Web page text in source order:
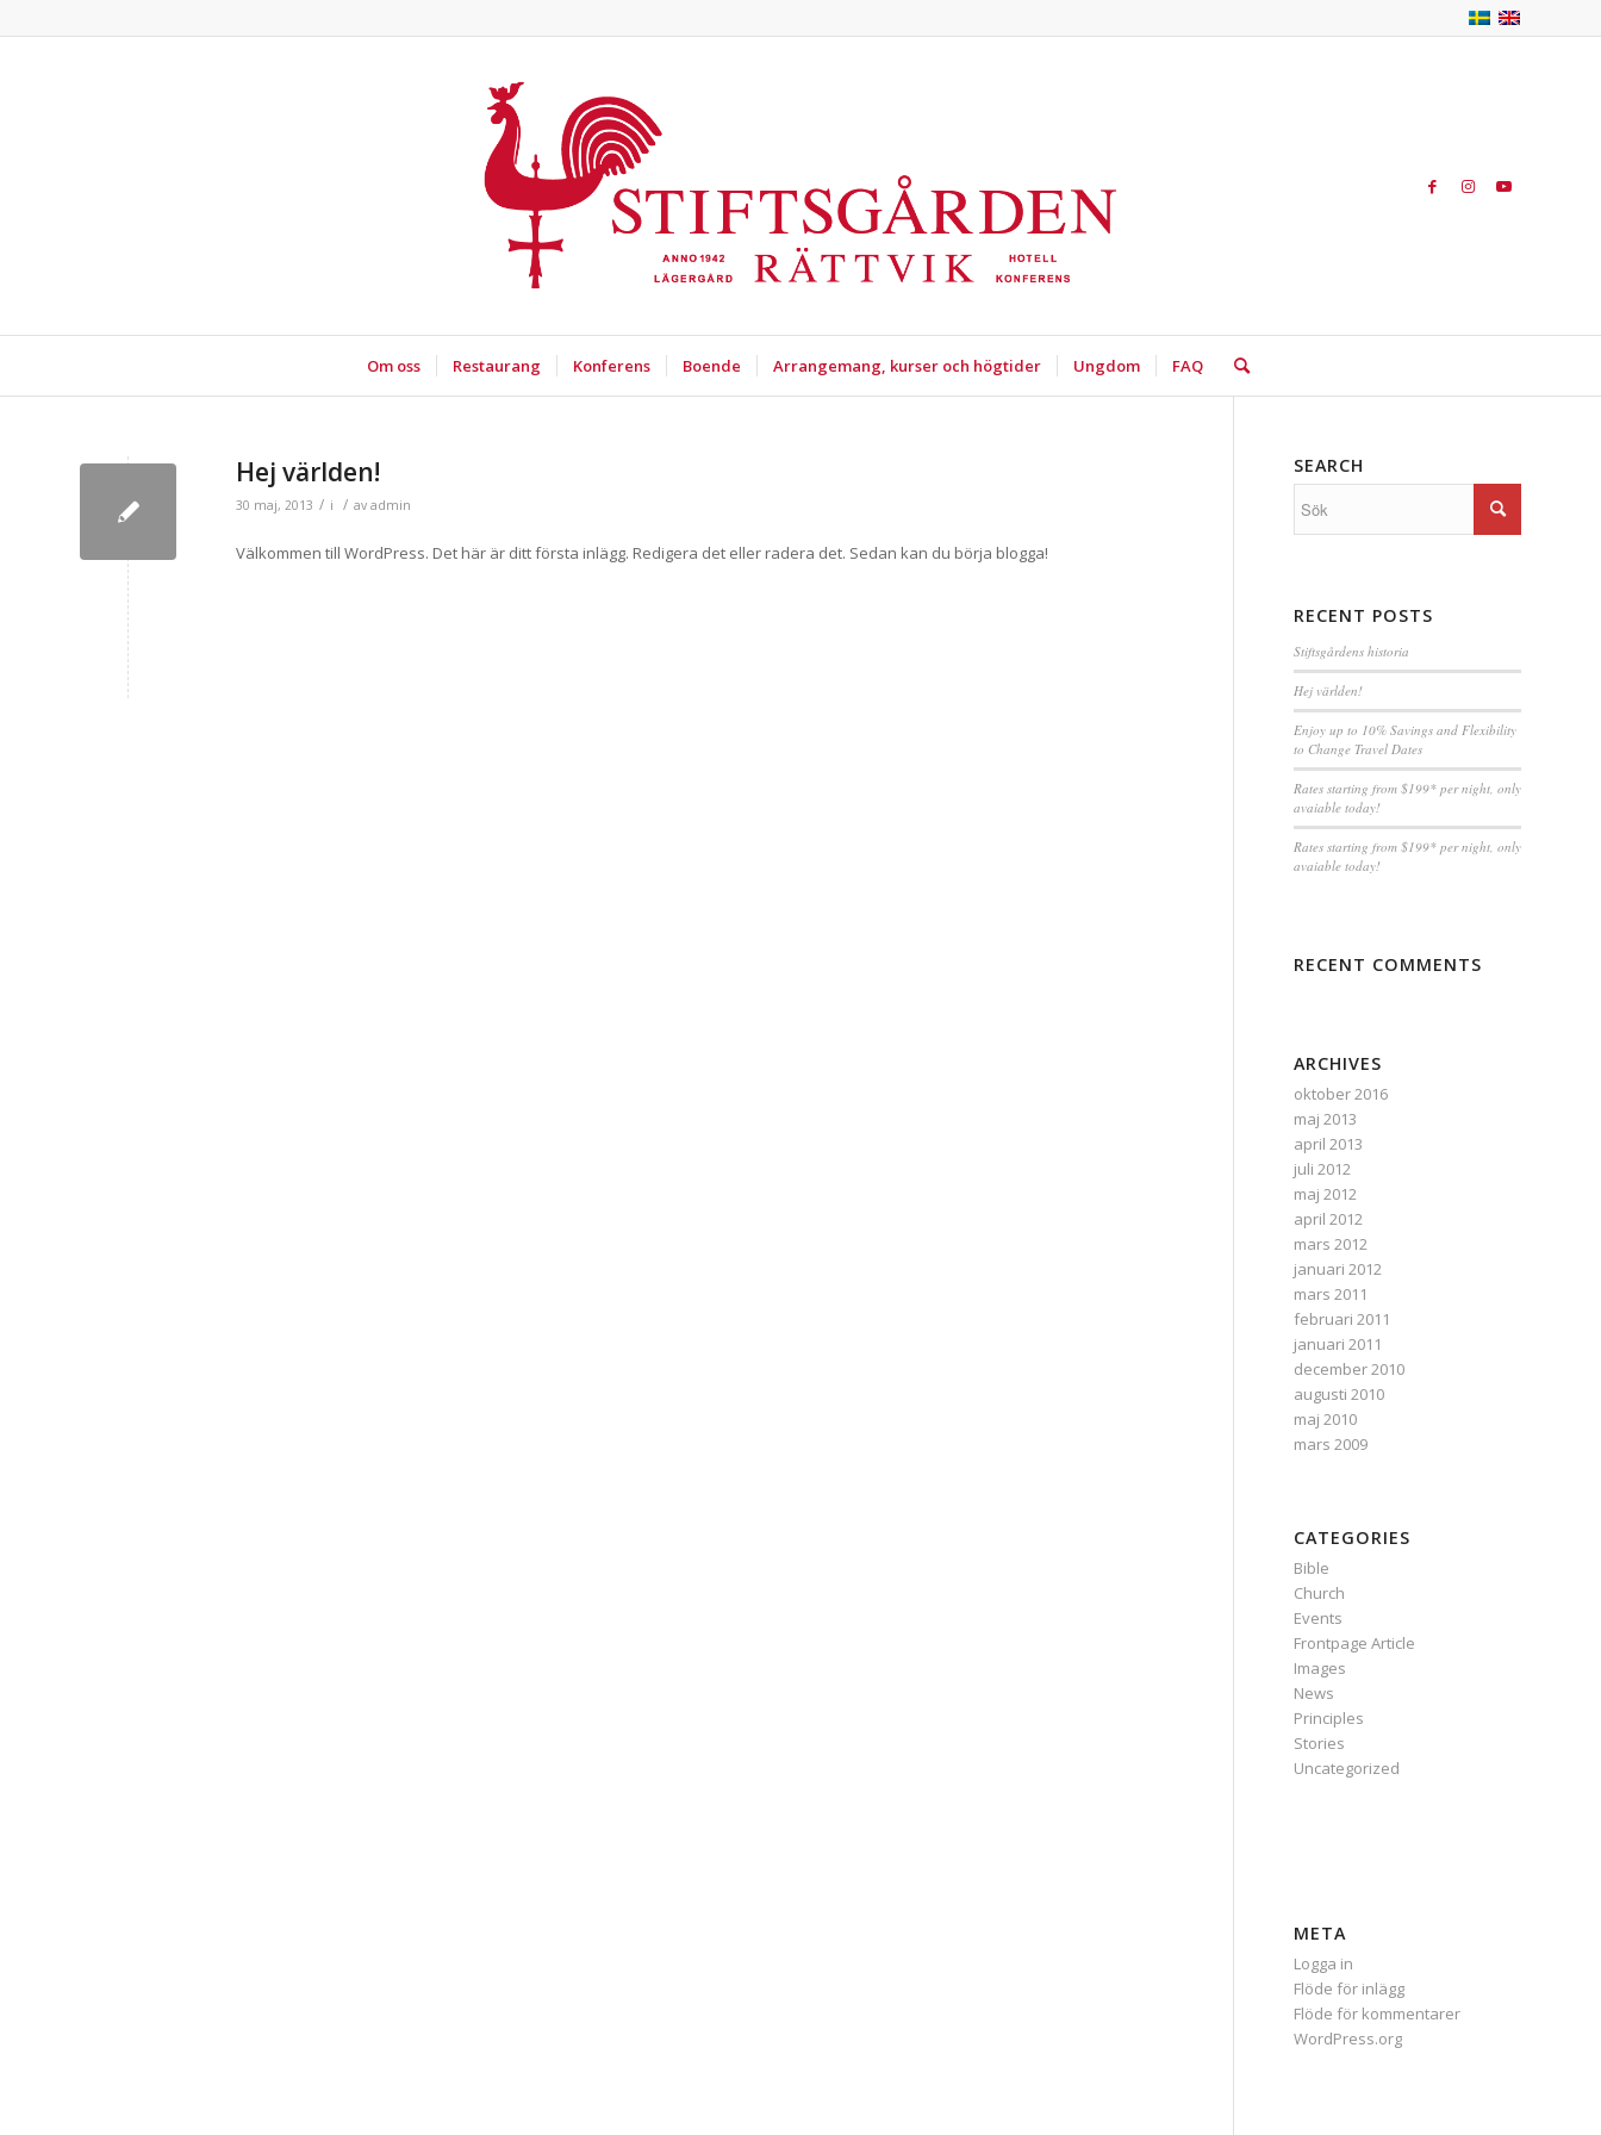
Om oss Restaurang Konferens Boende Arrangemang, kurser och högtider Ungdom FAQ
Hej världen!
30 maj, 2013 / i / av admin
Välkommen till WordPress. Det här är ditt första inlägg. Redigera det eller radera det. Sedan kan du börja blogga!
SEARCH
RECENT POSTS
Stiftsgårdens historia
Hej världen!
Enjoy up to 10% Savings and Flexibility
to Change Travel Dates
Rates starting from $199* per night, only
avaiable today!
Rates starting from $199* per night, only
avaiable today!
RECENT COMMENTS
ARCHIVES
oktober 2016
maj 2013
april 2013
juli 2012
maj 2012
april 2012
mars 2012
januari 2012
mars 2011
februari 2011
januari 2011
december 2010
augusti 2010
maj 2010
mars 2009
CATEGORIES
Bible
Church
Events
Frontpage Article
Images
News
Principles
Stories
Uncategorized
META
Logga in
Flöde för inlägg
Flöde för kommentarer
WordPress.org